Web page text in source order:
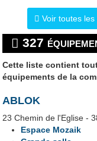
Voir toutes
327
Cette liste contient
équipements de la
ABLOK
23 Chemin de l'Eglise -
Espace Mozaik